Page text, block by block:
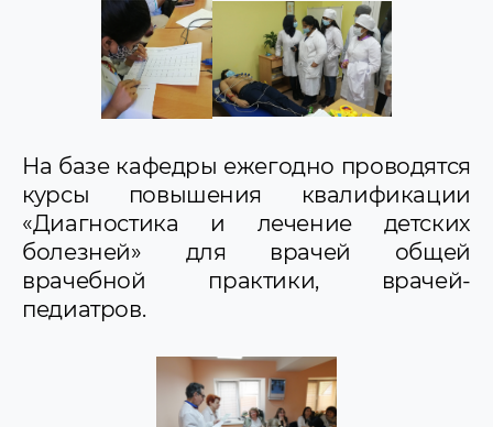
На базе кафедры ежегодно проводятся
курсы повышения квалификации
«Диагностика и лечение детских
болезней» для врачей общей
врачебной практики, врачей-
педиатров.